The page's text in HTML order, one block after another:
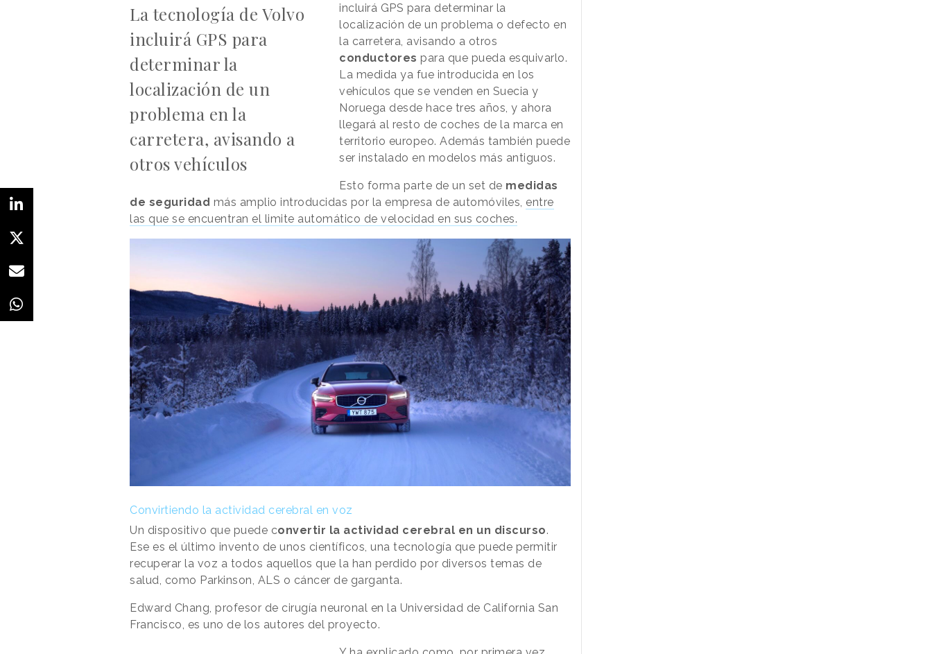
La tecnología de Volvo
incluirá GPS para
determinar la
localización de un
problema en la
carretera, avisando a
otros vehículos
incluirá GPS para determinar la
localización de un problema o defecto en
la carretera, avisando a otros
conductores para que pueda esquivarlo.
La medida ya fue introducida en los
vehículos que se venden en Suecia y
Noruega desde hace tres años, y ahora
llegará al resto de coches de la marca en
territorio europeo. Además también puede
ser instalado en modelos más antiguos.
Esto forma parte de un set de medidas
de seguridad más amplio introducidas por la empresa de automóviles, entre
las que se encuentran el limite automático de velocidad en sus coches.
Convirtiendo la actividad cerebral en voz
Un dispositivo que puede convertir la actividad cerebral en un discurso.
Ese es el último invento de unos científicos, una tecnología que puede permitir
recuperar la voz a todos aquellos que la han perdido por diversos temas de
salud, como Parkinson, ALS o cáncer de garganta.
Edward Chang, profesor de cirugía neuronal en la Universidad de California San
Francisco, es uno de los autores del proyecto.